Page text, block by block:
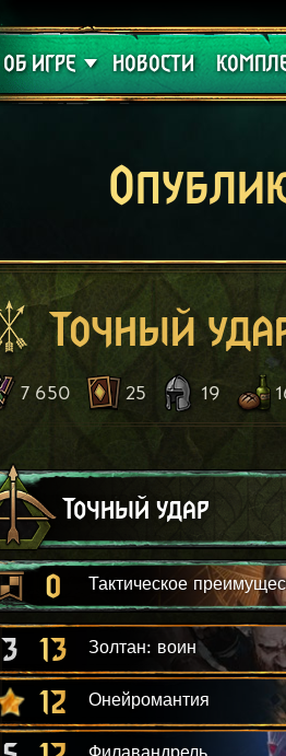
ОБ ИГРЕ
Поддержка
НОВОСТИ
Алое
Точный
7 650 25 19
Точный удар
0 Тактическое
3 13 Золтан: воин
12 Онейромантия